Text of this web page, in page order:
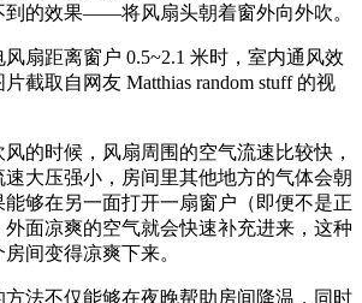
到的效果——将风扇头朝着窗外向外吹。
扇距离窗户 0.5~2.1 米时，室内通风效
截取自网友 Matthias random stuff 的视
的时候，风扇周围的空气流速比较快，
大压强小，房间里其他地方的气体会朝
够在另一面打开一扇窗户（即便不是正
面凉爽的空气就会快速补充进来，这种
间变得凉爽下来。
法不仅能够在夜晚帮助房间降温，同时